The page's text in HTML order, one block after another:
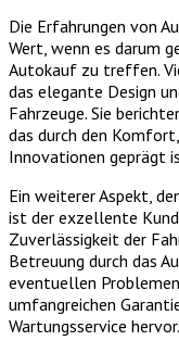
Die Erfahrungen von
Wert, wenn es darum
Autokauf zu treffen.
das elegante Design
Fahrzeuge. Sie
das durch den
Innovationen geprägt
Ein weiterer Aspekt,
ist der exzellente
Zuverlässigkeit der
Betreuung durch das
eventuellen
umfangreichen
Wartungsservice hervor.